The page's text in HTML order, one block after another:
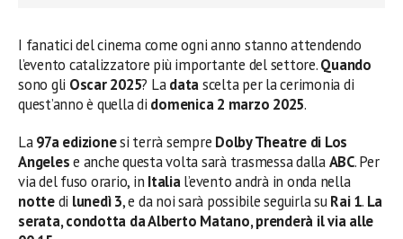
I fanatici del cinema come ogni anno stanno attendendo
l’evento catalizzatore più importante del settore.Quando
sono gli Oscar 2025? Ladatascelta per la cerimonia di
quest’anno è quella di domenica 2 marzo 2025.
La97a edizionesi terrà sempre Dolby Theatre di Los
Angelese anche questa volta sarà trasmessa dallaABC. Per
via del fuso orario, in Italial’evento andrà in onda nella
nottedi lunedì 3, e da noi sarà possibile seguirla suRai 1. La
serata, condotta da Alberto Matano, prenderà il via alle